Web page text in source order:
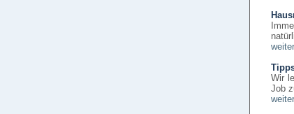
Wir
Job